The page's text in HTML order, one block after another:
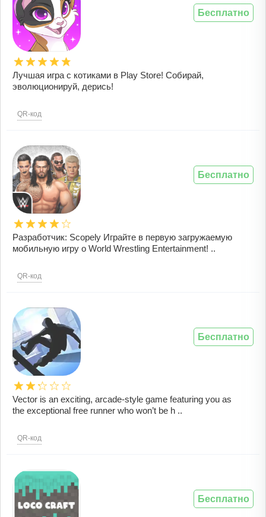
Лучшая игра с котиками в Play Store! Собирай,
эволюционируй, дерись!
QR-код
Бесплатно
Разработчик: Scopely Играйте в первую загружаемую
мобильную игру о World Wrestling Entertainment! ..
QR-код
Бесплатно
Vector is an exciting, arcade-style game featuring you as
the exceptional free runner who won’t be h ..
QR-код
Бесплатно
Бесплатно